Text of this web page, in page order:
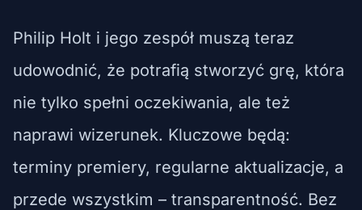
Philip Holt i jego zespół muszą teraz
udowodnić, że potrafią stworzyć grę, która
nie tylko spełni oczekiwania, ale też
naprawi wizerunek. Kluczowe będą:
terminy premiery, regularne aktualizacje, a
przede wszystkim – transparentność. Bez